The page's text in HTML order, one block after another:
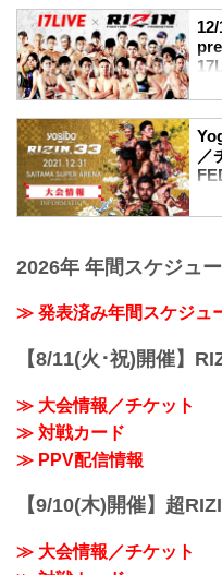
12
ナ
の
ト
行
に
景
／
日
定
し
さ
2026年 年間スケジュ
≫ 発表済み年間スケジュ
【8/11(火･祝)開催】
≫ 大会情報／チケット
≫ 対戦カード
≫ PPV配信情報
【9/10(木)開催】超
≫ 大会情報／チケット